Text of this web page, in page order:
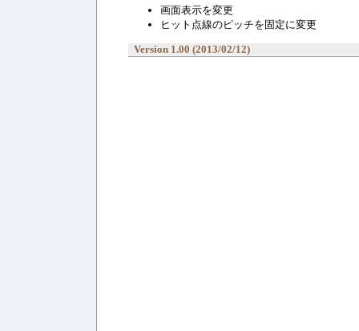
画面表示を変更
ヒット点線のピッチを固定に変更
Version 1.00 (2013/02/12)